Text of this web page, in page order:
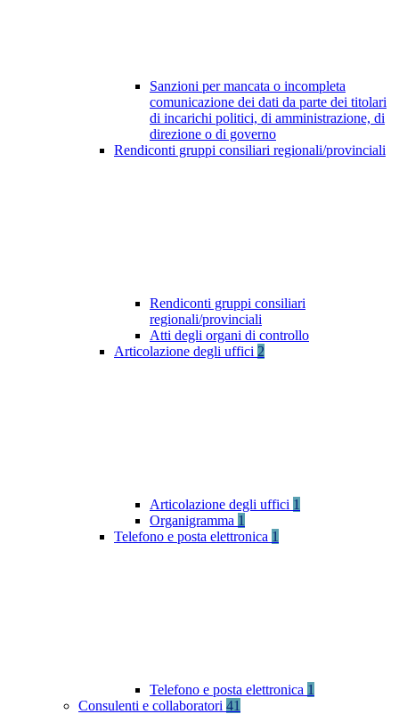
Sanzioni per mancata o incompleta
comunicazione dei dati da parte dei titolari
di incarichi politici, di amministrazione, di
direzione o di governo
Rendiconti gruppi consiliari regionali/provinciali
Rendiconti gruppi consiliari
regionali/provinciali
Atti degli organi di controllo
Articolazione degli uffici 2
Articolazione degli uffici 1
Organigramma 1
Telefono e posta elettronica 1
Telefono e posta elettronica 1
Consulenti e collaboratori 41